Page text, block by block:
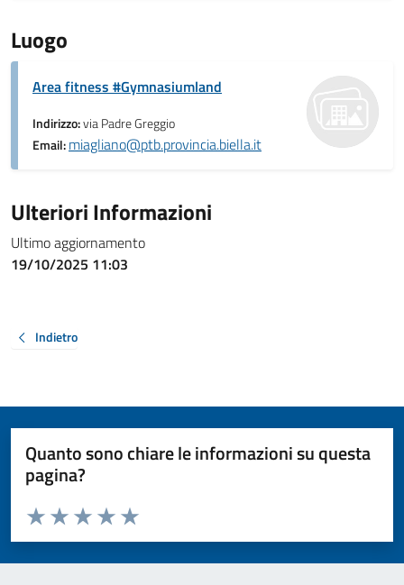
Luogo
Area fitness #Gymnasiumland
Indirizzo:via Padre Greggio
Email:miagliano@ptb.provincia.biella.it
Ulteriori Informazioni
Ultimo aggiornamento
19/10/2025 11:03
Indietro
Quanto sono chiare le informazioni su questa
pagina?
Valuta da 1 a 5 stelle la pagina
Valuta 5 stelle su 5
Valuta 4 stelle su 5
Valuta 3 stelle su 5
Valuta 2 stelle su 5
Valuta 1 stelle su 5